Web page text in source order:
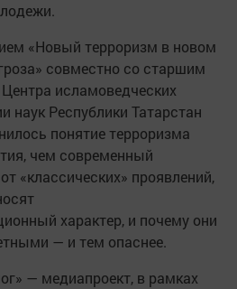
«Новый терроризм в новом
совместно со старшим
исламоведческих
наук Республики Татарстан
понятие терроризма
чем современный
«классических» проявлений,
характер, и почему они
— и тем опаснее.
— медиапроект, в рамках